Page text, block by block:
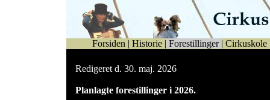
Forsiden | Historie | Forestillinger | Cirkuskole
Redigeret d. 30. maj. 2026
Planlagte forestillinger i 2026.